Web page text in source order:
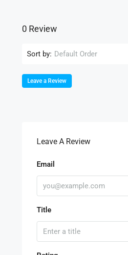
0 Review
Sort by: Default Order
Leave a Review
Leave A Review
Email
Title